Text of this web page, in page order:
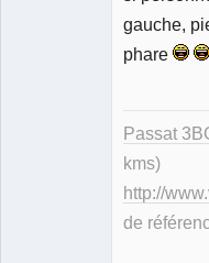
gauche,
phare
Passat
kms)
http://
de